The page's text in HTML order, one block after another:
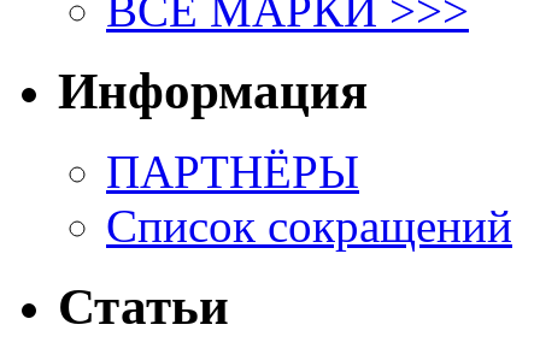
ВСЕ МАРКИ >>>
Информация
ПАРТНЁРЫ
Список сокращений
Статьи